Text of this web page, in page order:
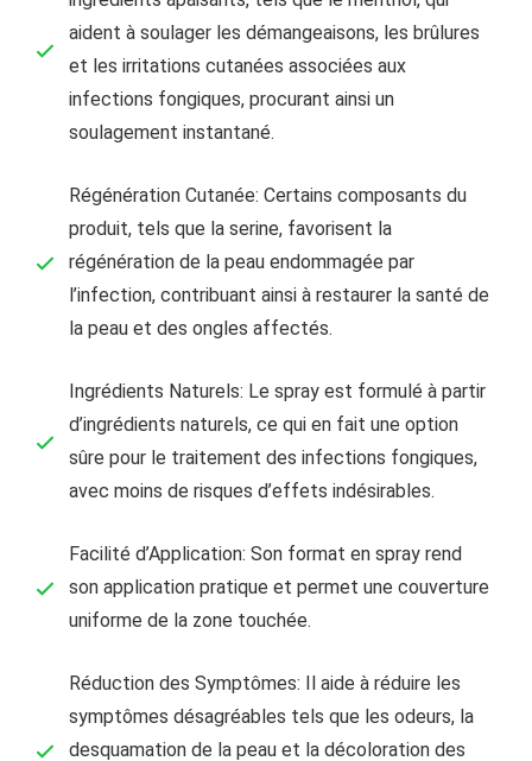
aident à soulager les démangeaisons, les brûlures
et les irritations cutanées associées aux
infections fongiques, procurant ainsi un
soulagement instantané.
Régénération Cutanée: Certains composants du
produit, tels que la serine, favorisent la
régénération de la peau endommagée par
l’infection, contribuant ainsi à restaurer la santé de
la peau et des ongles affectés.
Ingrédients Naturels: Le spray est formulé à partir
d’ingrédients naturels, ce qui en fait une option
sûre pour le traitement des infections fongiques,
avec moins de risques d’effets indésirables.
Facilité d’Application: Son format en spray rend
son application pratique et permet une couverture
uniforme de la zone touchée.
Réduction des Symptômes: Il aide à réduire les
symptômes désagréables tels que les odeurs, la
desquamation de la peau et la décoloration des